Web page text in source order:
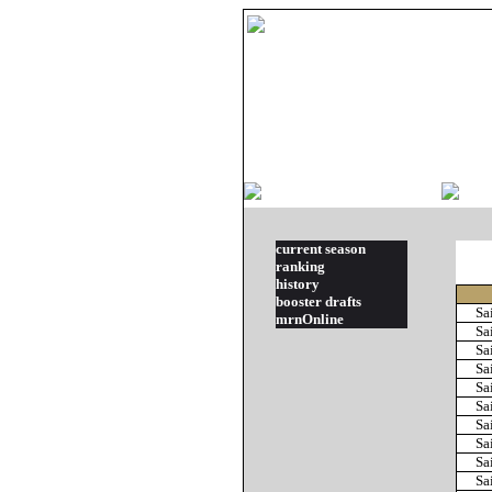
current season
ranking
history
booster drafts
mrnOnline